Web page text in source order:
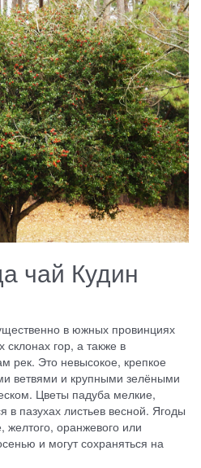
чай Кудин
в южных провинциях
гор, а также в
рек. Это невысокое, крепкое
ветвями и крупными зелёными
Цветы падуба мелкие,
в пазухах листьев весной. Ягоды
оранжевого или
и могут сохраняться на